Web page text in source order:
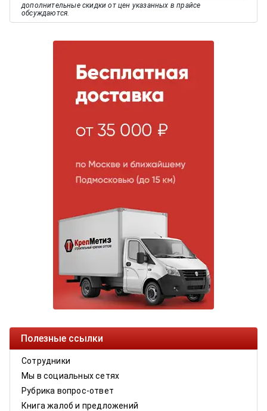
дополнительные скидки от цен указанных в прайсе
обсуждаются.
Полезные ссылки
Сотрудники
Мы в социальных сетях
Рубрика вопрос-ответ
Книга жалоб и предложений